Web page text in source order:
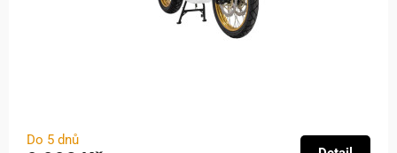
Do 5 dnů